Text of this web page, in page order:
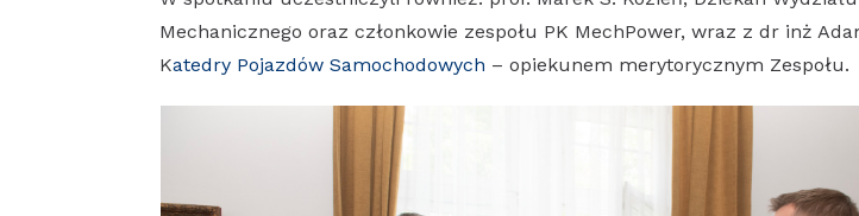
Mechanicznego oraz członkowie zespołu PK MechPower, wraz z dr inż
Katedry Pojazdów Samochodowych – opiekunem merytorycznym Zespołu.